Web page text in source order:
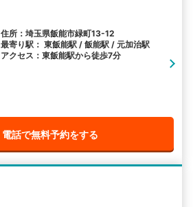
住所：埼玉県飯能市緑町13-12
最寄り駅： 東飯能駅 / 飯能駅 / 元加治駅
アクセス：東飯能駅から徒歩7分
電話で無料予約をする